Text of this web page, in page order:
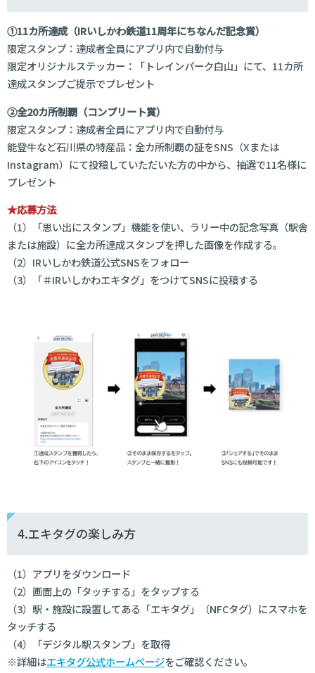
①11カ所達成（IRいしかわ鉄道11周年にちなんだ記念賞）
限定スタンプ：達成者全員にアプリ内で自動付与
限定オリジナルステッカー：「トレインパーク白山」にて、11カ所
達成スタンプご提示でプレゼント
②全20カ所制覇（コンプリート賞）
限定スタンプ：達成者全員にアプリ内で自動付与
能登牛など石川県の特産品：全カ所制覇の証をSNS（Xまたは
Instagram）にて投稿していただいた方の中から、抽選で11名様に
プレゼント
★応募方法
（1）「思い出にスタンプ」機能を使い、ラリー中の記念写真（駅舎
または施設）に全カ所達成スタンプを押した画像を作成する。
（2）IRいしかわ鉄道公式SNSをフォロー
（3）「＃IRいしかわエキタグ」をつけてSNSに投稿する
4.エキタグの楽しみ方
（1）アプリをダウンロード
（2）画面上の「タッチする」をタップする
（3）駅・施設に設置してある「エキタグ」（NFCタグ）にスマホを
タッチする
（4）「デジタル駅スタンプ」を取得
※詳細はエキタグ公式ホームページをご確認ください。